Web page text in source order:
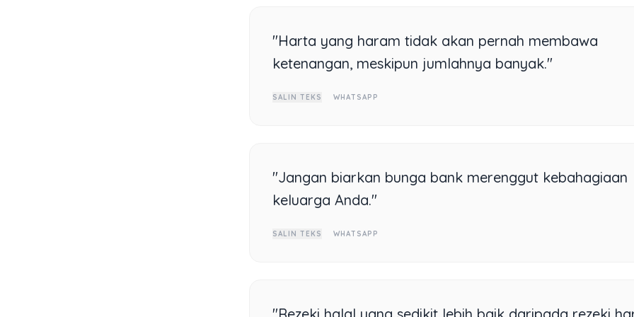
"Harta yang haram tidak akan pernah membawa
ketenangan, meskipun jumlahnya banyak."
SALIN TEKS WHATSAPP
"Jangan biarkan bunga bank merenggut kebahagiaan
keluarga Anda."
SALIN TEKS WHATSAPP